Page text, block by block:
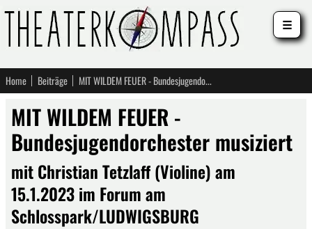
Home Beiträge MIT WILDEM FEUER - Bundesjugendorchester musiziert
MIT WILDEM FEUER -
Bundesjugendorchester musiziert
mit Christian Tetzlaff (Violine) am
15.1.2023 im Forum am
Schlosspark/LUDWIGSBURG
☰